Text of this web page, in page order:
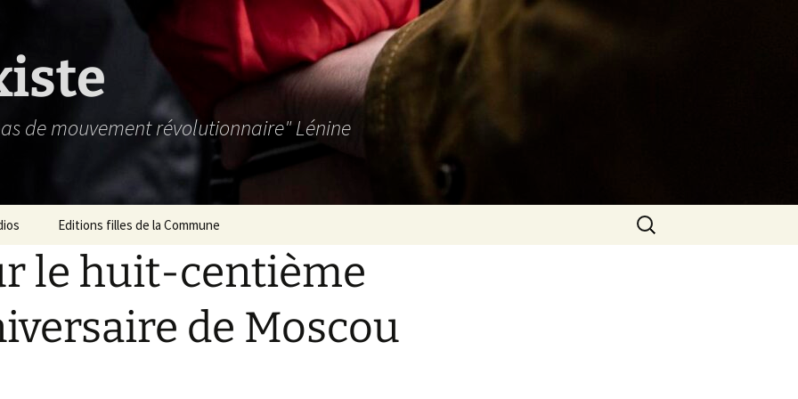
de mouvement révolutionnaire" Lénine
Editions filles de la Commune Rechercher :
le huit-centième
de Moscou